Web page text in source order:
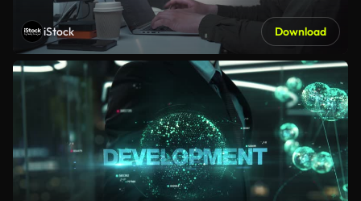
iStock Download